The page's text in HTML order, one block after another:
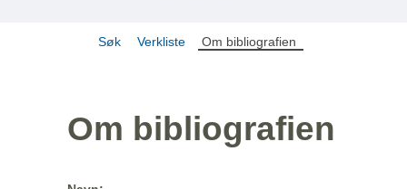
Søk Verkliste Om bibliografien
Om bibliografien